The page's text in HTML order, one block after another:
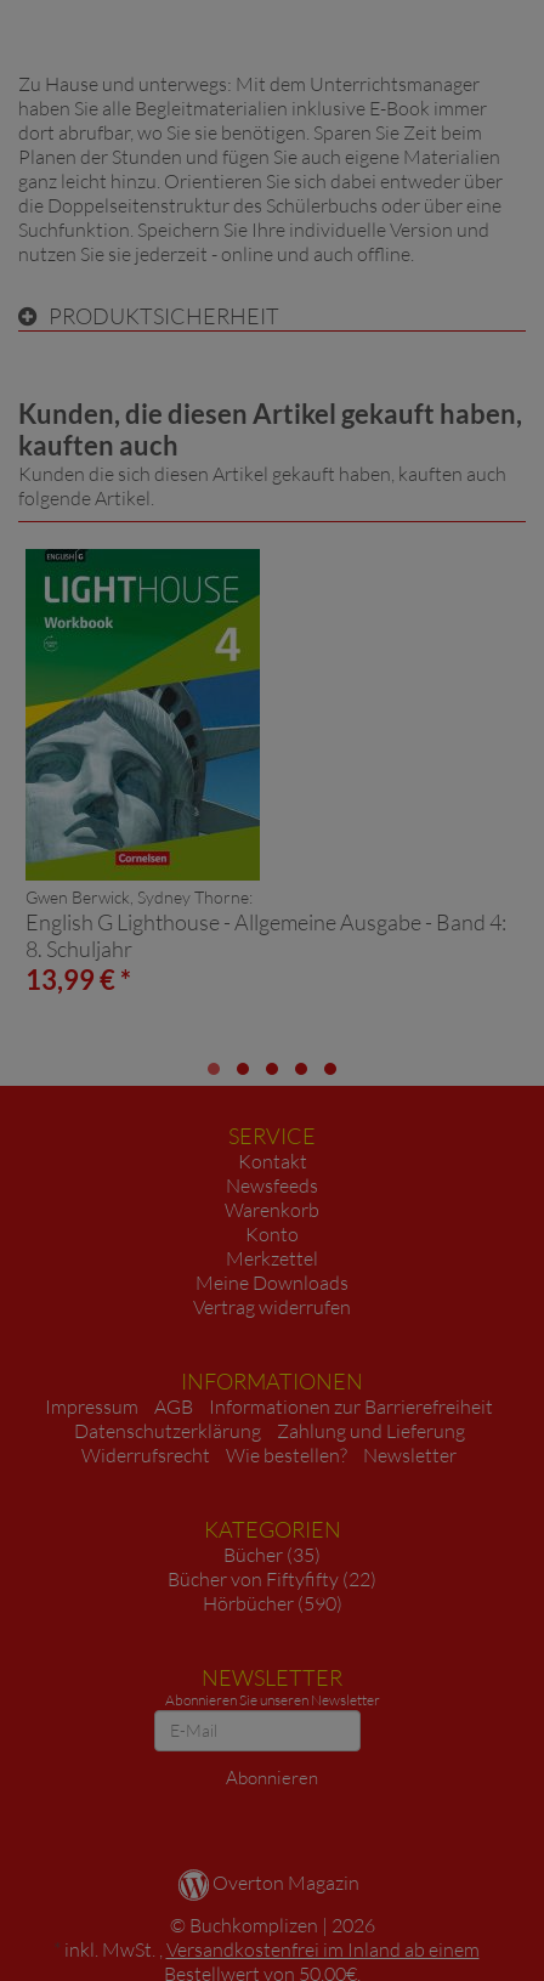
Zu Hause und unterwegs: Mit dem Unterrichtsmanager
haben Sie alle Begleitmaterialien inklusive E-Book immer
dort abrufbar, wo Sie sie benötigen. Sparen Sie Zeit beim
Planen der Stunden und fügen Sie auch eigene Materialien
ganz leicht hinzu. Orientieren Sie sich dabei entweder über
die Doppelseitenstruktur des Schülerbuchs oder über eine
Suchfunktion. Speichern Sie Ihre individuelle Version und
nutzen Sie sie jederzeit - online und auch offline.
PRODUKTSICHERHEIT
Kunden, die diesen Artikel gekauft haben,
kauften auch
Kunden die sich diesen Artikel gekauft haben, kauften auch
folgende Artikel.
Gwen Berwick, Sydney Thorne:
English G Lighthouse - Allgemeine Ausgabe - Band 4:
8. Schuljahr
13,99 € *
SERVICE
Kontakt
Newsfeeds
Warenkorb
Konto
Merkzettel
Meine Downloads
Vertrag widerrufen
INFORMATIONEN
Impressum AGB
Informationen zur Barrierefreiheit
Datenschutzerklärung
Zahlung und Lieferung
Widerrufsrecht
Wie bestellen? Newsletter
KATEGORIEN
Bücher (35)
Bücher von Fiftyfifty (22)
Hörbücher (590)
NEWSLETTER
Abonnieren Sie unseren Newsletter
Newsletter
Abonnieren
Overton Magazin
Buchkomplizen
2026
* inkl. MwSt. , Versandkostenfrei im Inland ab einem
Bestellwert von 50,00€.